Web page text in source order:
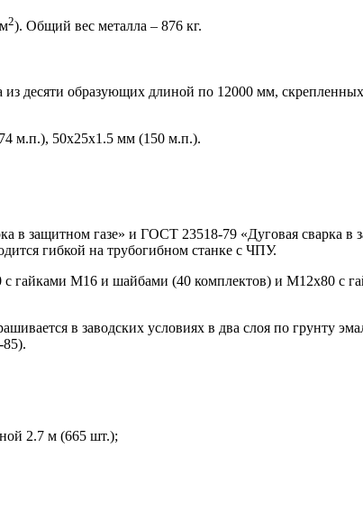
2). Общий вес металла – 876 кг.
десяти образующих длиной по 12000 мм,
м.п.), 50х25х1.5 мм (150 м.п.).
в защитном газе» и ГОСТ 23518-79 «Дуговая сварка в
гибкой на трубогибном станке с ЧПУ.
с гайками М16 и шайбами (40 комплектов) и М12х80 с
в заводских условиях в два слоя по грунту
2.7 м (665 шт.);